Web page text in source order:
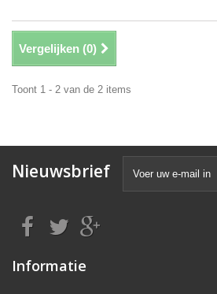
Vergelijken (0)
Toont 1 - 2 van de 2 items
Nieuwsbrief
Informatie